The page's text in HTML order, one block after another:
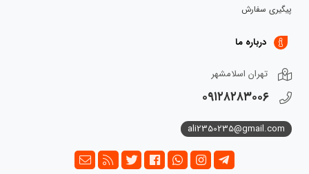
پیگیری سفارش
درباره ما
تهران اسلامشهر
۰۹۱۲۸۲۸۳۰۰۶
ali2350235@gmail.com